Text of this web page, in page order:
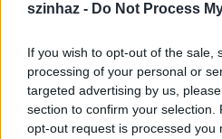
szinhaz - Do Not Process
If you wish to opt-out of the sale,
processing of your personal or
targeted advertising by us,
section to confirm your selection.
opt-out request is processed you